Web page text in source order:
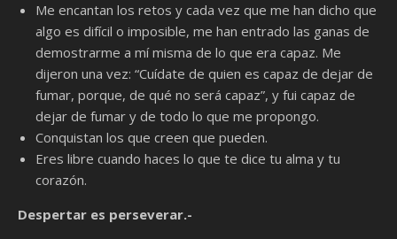
Me encantan los retos y cada vez que me han dicho que
algo es difícil o imposible, me han entrado las ganas de
demostrarme a mí misma de lo que era capaz. Me
dijeron una vez: “Cuídate de quien es capaz de dejar de
fumar, porque, de qué no será capaz”, y fui capaz de
dejar de fumar y de todo lo que me propongo.
Conquistan los que creen que pueden.
Eres libre cuando haces lo que te dice tu alma y tu
corazón.
Despertar es perseverar.-